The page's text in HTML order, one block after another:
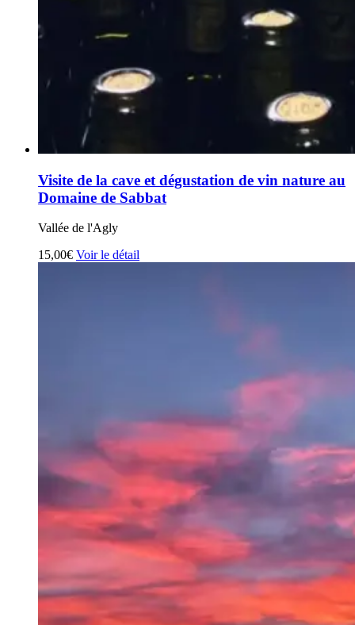
Visite de la cave et dégustation de vin nature au
Domaine de Sabbat
Vallée de l'Agly
15,00€ Voir le détail